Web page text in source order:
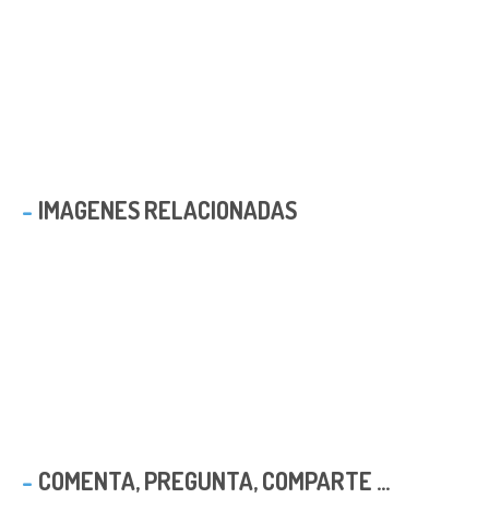
IMAGENES RELACIONADAS
COMENTA, PREGUNTA, COMPARTE ...